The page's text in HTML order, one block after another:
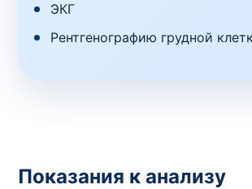
ЭКГ
Рентгенографию грудной
Показания к анализу